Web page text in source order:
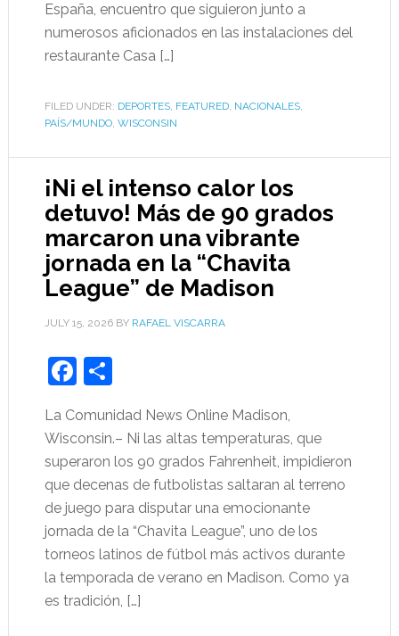
España, encuentro que siguieron junto a
numerosos aficionados en las instalaciones del
restaurante Casa […]
FILED UNDER: DEPORTES, FEATURED, NACIONALES,
PAÍS/MUNDO, WISCONSIN
¡Ni el intenso calor los
detuvo! Más de 90 grados
marcaron una vibrante
jornada en la “Chavita
League” de Madison
JULY 15, 2026BY RAFAEL VISCARRA
Facebook
Share
La Comunidad News Online Madison,
Wisconsin.– Ni las altas temperaturas, que
superaron los 90 grados Fahrenheit, impidieron
que decenas de futbolistas saltaran al terreno
de juego para disputar una emocionante
jornada de la “Chavita League”, uno de los
torneos latinos de fútbol más activos durante
la temporada de verano en Madison. Como ya
es tradición, […]